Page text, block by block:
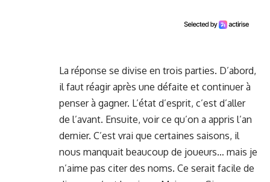
La réponse se divise en trois parties. D’abord,
il faut réagir après une défaite et continuer à
penser à gagner. L’état d’esprit, c’est d’aller
de l’avant. Ensuite, voir ce qu’on a appris l’an
dernier. C’est vrai que certaines saisons, il
nous manquait beaucoup de joueurs… mais je
n’aime pas citer des noms. Ce serait facile de